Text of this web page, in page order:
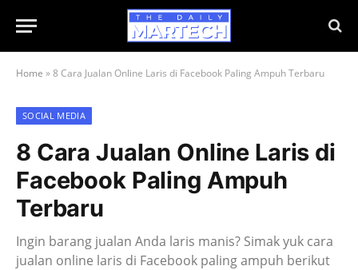
Home »8 Cara Jualan Online Laris di Facebook Paling Ampuh Terbaru
SOCIAL MEDIA
8 Cara Jualan Online Laris di
Facebook Paling Ampuh
Terbaru
Ingin barang jualan Anda laris manis? Simak yuk cara
jualan online laris di Facebook paling ampuh berikut